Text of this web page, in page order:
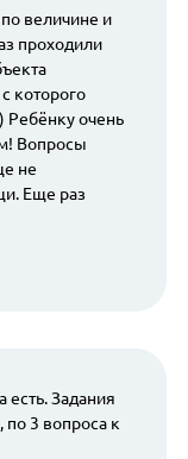
величине и
проходили
которого
Ребёнку очень
Вопросы
не
Еще раз
Задания
по 3 вопроса к